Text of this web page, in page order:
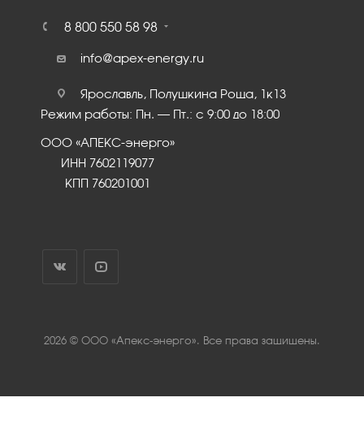
8 800 550 58 98
info@apex-energy.ru
Ярославль, Полушкина Роща, 1к13
Режим работы: Пн. – Пт.: с 9:00 до 18:00
ООО «АПЕКС-энерго»
ИНН 7602119077
КПП 760201001
2026 © ООО «Апекс-энерго». Все права защищены.